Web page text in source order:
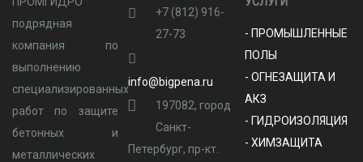
подрядная
компания по
выполнению
специализированных
работ по защите
бетонных и
металлических
+7 (812) 916-
27-73
info@bigpena.ru
197082, город
Санкт-
Петербург, пр-кт.
- ПРОМЫШЛЕННЫЕ
ПОЛЫ
- ОГНЕЗАЩИТА И
АКЗ
- ГИДРОИЗОЛЯЦИЯ
- ХИМЗАЩИТА